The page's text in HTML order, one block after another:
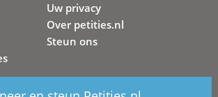
Uw privacy
Over petities.nl
Steun ons